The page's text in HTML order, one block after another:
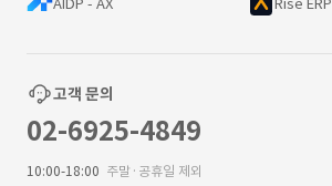
AIDP - AX Rise ERP
고객 문의
02-6925-4849
10:00-18:00 주말·공휴일 제외